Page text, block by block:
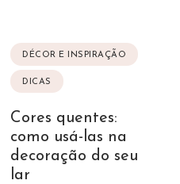
DÉCOR E INSPIRAÇÃO
DICAS
Cores quentes:
como usá-las na
decoração do seu
lar